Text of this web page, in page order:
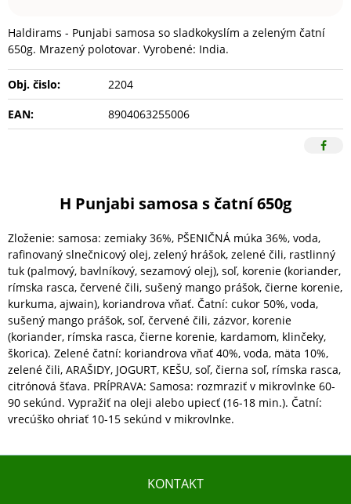
Haldirams - Punjabi samosa so sladkokyslím a zeleným čatní
650g. Mrazený polotovar. Vyrobené: India.
Obj. čislo:
2204
EAN:
8904063255006
H Punjabi samosa s čatní 650g
Zloženie: samosa: zemiaky 36%, PŠENIČNÁ múka 36%, voda,
rafinovaný slnečnicový olej, zelený hrášok, zelené čili, rastlinný
tuk (palmový, bavlníkový, sezamový olej), soľ, korenie (koriander,
rímska rasca, červené čili, sušený mango prášok, čierne korenie,
kurkuma, ajwain), koriandrova vňať. Čatní: cukor 50%, voda,
sušený mango prášok, soľ, červené čili, zázvor, korenie
(koriander, rímska rasca, čierne korenie, kardamom, klinčeky,
škorica). Zelené čatní: koriandrova vňať 40%, voda, mäta 10%,
zelené čili, ARAŠIDY, JOGURT, KEŠU, soľ, čierna soľ, rímska rasca,
citrónová šťava. PRÍPRAVA: Samosa: rozmraziť v mikrovlnke 60-
90 sekúnd. Vypražiť na oleji alebo upiecť (16-18 min.). Čatní:
vrecúško ohriať 10-15 sekúnd v mikrovlnke.
KONTAKT